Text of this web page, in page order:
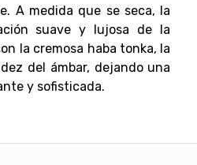
A medida que se seca, la
suave y lujosa de la
la cremosa haba tonka, la
del ámbar, dejando una
y sofisticada.